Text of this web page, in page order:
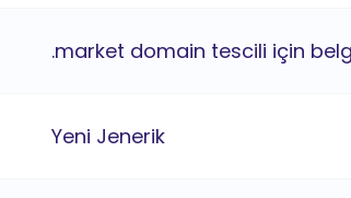
.market domain tescili için
Yeni Jenerik